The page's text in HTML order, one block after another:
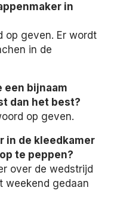
in
op geven. Er wordt
in de
een bijnaam
dan het best?
op geven.
in de kleedkamer
te peppen?
over de wedstrijd
weekend gedaan